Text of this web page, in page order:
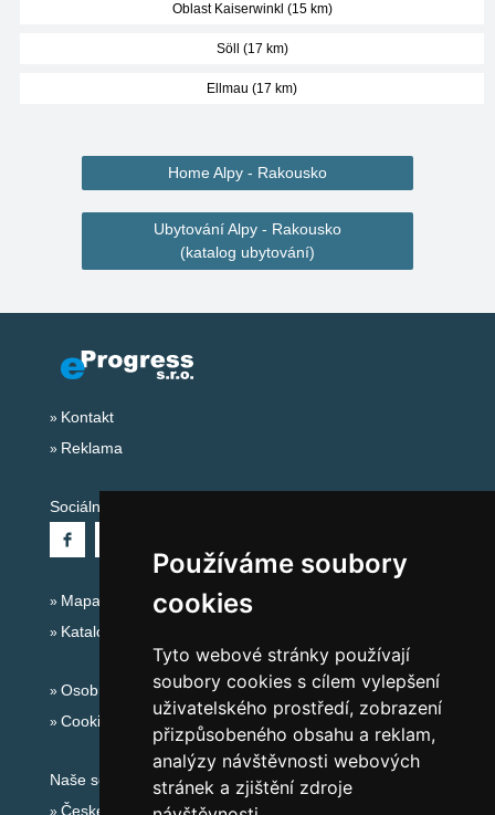
Používáme soubory
cookies
Tyto webové stránky používají
soubory cookies s cílem vylepšení
uživatelského prostředí, zobrazení
přizpůsobeného obsahu a reklam,
analýzy návštěvnosti webových
stránek a zjištění zdroje
Oblast Kaiserwinkl (15 km)
Söll (17 km)
Ellmau (17 km)
Home Alpy - Rakousko
Ubytování Alpy - Rakousko
(katalog ubytování)
Kontakt
Reklama
Sociální sítě:
Mapa serveru Alpy - Rakousko
Katalog ubytování
Osobní údaje
Cookies
Naše servery:
České hory